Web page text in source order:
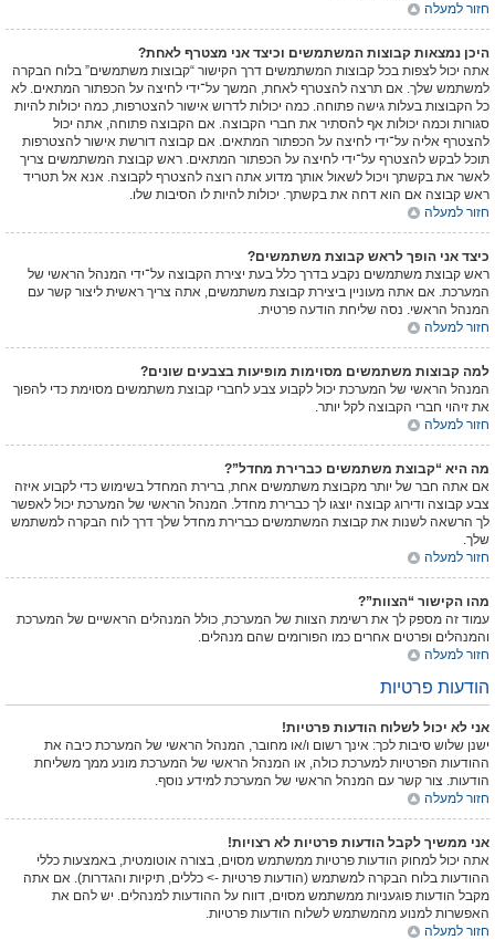
חזור למעלה
היכן נמצאות קבוצות המשתמשים וכיצד אני מצטרף לאחת?
אתה יכול לצפות בכל קבוצות המשתמשים דרך הקישור “קבוצות משתמשים” בלוח הבקרה
למשתמש שלך. אם תרצה להצטרף לאחת, המשך על־ידי לחיצה על הכפתור המתאים. לא
כל הקבוצות בעלות גישה פתוחה. כמה יכולות לדרוש אישור להצטרפות, כמה יכולות להיות
סגורות וכמה יכולות אף להסתיר את חברי הקבוצה. אם הקבוצה פתוחה, אתה יכול
להצטרף אליה על־ידי לחיצה על הכפתור המתאים. אם קבוצה דורשת אישור להצטרפות
תוכל לבקש להצטרף על־ידי לחיצה על הכפתור המתאים. ראש קבוצת המשתמשים צריך
לאשר את בקשתך ויכול לשאול אותך מדוע אתה רוצה להצטרף לקבוצה. אנא אל תטריד
ראש קבוצה אם הוא דחה את בקשתך. יכולות להיות לו הסיבות שלו.
חזור למעלה
כיצד אני הופך לראש קבוצת משתמשים?
ראש קבוצת משתמשים נקבע בדרך כלל בעת יצירת הקבוצה על־ידי המנהל הראשי של
המערכת. אם אתה מעוניין ביצירת קבוצת משתמשים, אתה צריך ראשית ליצור קשר עם
המנהל הראשי. נסה שליחת הודעה פרטית.
חזור למעלה
למה קבוצות משתמשים מסוימות מופיעות בצבעים שונים?
המנהל הראשי של המערכת יכול לקבוע צבע לחברי קבוצת משתמשים מסוימת כדי להפוך
את זיהוי חברי הקבוצה לקל יותר.
חזור למעלה
מה היא “קבוצת משתמשים כברירת מחדל”?
אם אתה חבר של יותר מקבוצת משתמשים אחת, ברירת המחדל בשימוש כדי לקבוע איזה
צבע קבוצה ודירוג קבוצה יוצגו לך כברירת מחדל. המנהל הראשי של המערכת יכול לאפשר
לך הרשאה לשנות את קבוצת המשתמשים כברירת מחדל שלך דרך לוח הבקרה למשתמש
שלך.
חזור למעלה
מהו הקישור “הצוות”?
עמוד זה מספק לך את רשימת הצוות של המערכת, כולל המנהלים הראשיים של המערכת
והמנהלים ופרטים אחרים כמו הפורומים שהם מנהלים.
חזור למעלה
הודעות פרטיות
אני לא יכול לשלוח הודעות פרטיות!
ישנן שלוש סיבות לכך: אינך רשום ו/או מחובר, המנהל הראשי של המערכת כיבה את
ההודעות הפרטיות למערכת כולה, או המנהל הראשי של המערכת מונע ממך משליחת
הודעות. צור קשר עם המנהל הראשי של המערכת למידע נוסף.
חזור למעלה
אני ממשיך לקבל הודעות פרטיות לא רצויות!
אתה יכול למחוק הודעות פרטיות ממשתמש מסוים, בצורה אוטומטית, באמצעות כללי
ההודעות בלוח הבקרה למשתמש (הודעות פרטיות -> כללים, תיקיות והגדרות). אם אתה
מקבל הודעות פוגעניות ממשתמש מסוים, דווח על ההודעות למנהלים. יש להם את
האפשרות למנוע מהמשתמש לשלוח הודעות פרטיות.
חזור למעלה